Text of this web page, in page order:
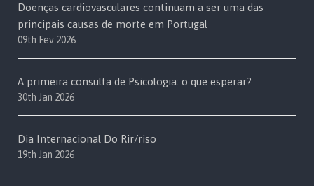
Doenças cardiovasculares continuam a ser uma das
principais causas de morte em Portugal
09th Fev 2026
A primeira consulta de Psicologia: o que esperar?
30th Jan 2026
Dia Internacional Do Rir/riso
19th Jan 2026